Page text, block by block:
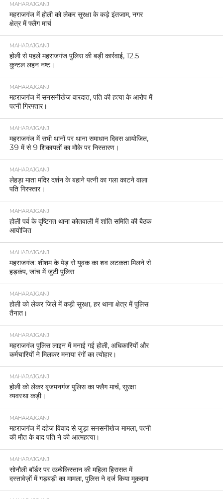
MAHARAJGANJ
महराजगंज में होली को लेकर सुरक्षा के कड़े इंतजाम, नगर
क्षेत्र में फ्लैग मार्च
MAHARAJGANJ
होली से पहले महराजगंज पुलिस की बड़ी कार्रवाई, 12.5
कुन्टल लहन नष्ट।
MAHARAJGANJ
महराजगंज में सनसनीखेज वारदात, पति की हत्या के आरोप में
पत्नी गिरफ्तार।
MAHARAJGANJ
महराजगंज में सभी थानों पर थाना समाधान दिवस आयोजित,
39 में से 9 शिकायतों का मौके पर निस्तारण।
MAHARAJGANJ
लेहड़ा माता मंदिर दर्शन के बहाने पत्नी का गला काटने वाला
पति गिरफ्तार।
MAHARAJGANJ
होली पर्व के दृष्टिगत थाना कोतवाली में शांति समिति की बैठक
आयोजित
MAHARAJGANJ
महराजगंज: शीशम के पेड़ से युवक का शव लटकता मिलने से
हड़कंप, जांच में जुटी पुलिस
MAHARAJGANJ
होली को लेकर जिले में कड़ी सुरक्षा, हर थाना क्षेत्र में पुलिस
तैनात।
MAHARAJGANJ
महराजगंज पुलिस लाइन में मनाई गई होली, अधिकारियों और
कर्मचारियों ने मिलकर मनाया रंगों का त्योहार।
MAHARAJGANJ
होली को लेकर बृजमनगंज पुलिस का फ्लैग मार्च, सुरक्षा
व्यवस्था कड़ी।
MAHARAJGANJ
महराजगंज में दहेज विवाद से जुड़ा सनसनीखेज मामला, पत्नी
की मौत के बाद पति ने की आत्महत्या।
MAHARAJGANJ
सोनौली बॉर्डर पर उज़्बेकिस्तान की महिला हिरासत में
दस्तावेज़ों में गड़बड़ी का मामला, पुलिस ने दर्ज किया मुकदमा